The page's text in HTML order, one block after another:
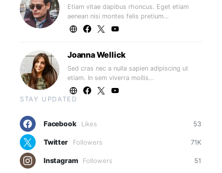
Etiam vitae dapibus rhoncus. Eget etiam
aenean nisi montes felis pretium…
Joanna Wellick
Sed cras nec a nulla sapien adipiscing ut
etiam. In sem viverra mollis…
STAY UPDATED
Facebook 53
Likes
Twitter 71K
Followers
Instagram 51
Followers